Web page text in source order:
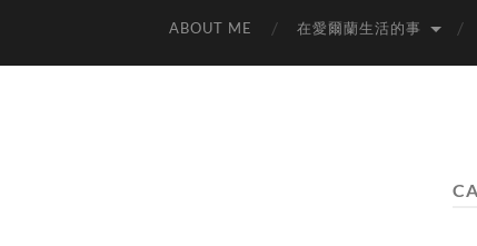
ABOUT ME 在愛爾蘭生活的事